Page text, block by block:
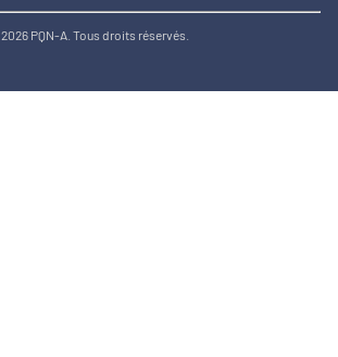
2026 PQN-A. Tous droits réservés.